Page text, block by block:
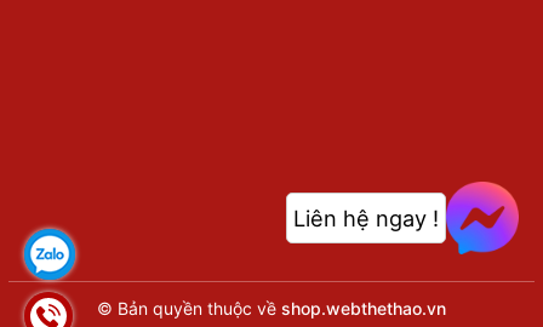
© Bản quyền thuộc về shop.webthethao.vn
Liên hệ ngay !